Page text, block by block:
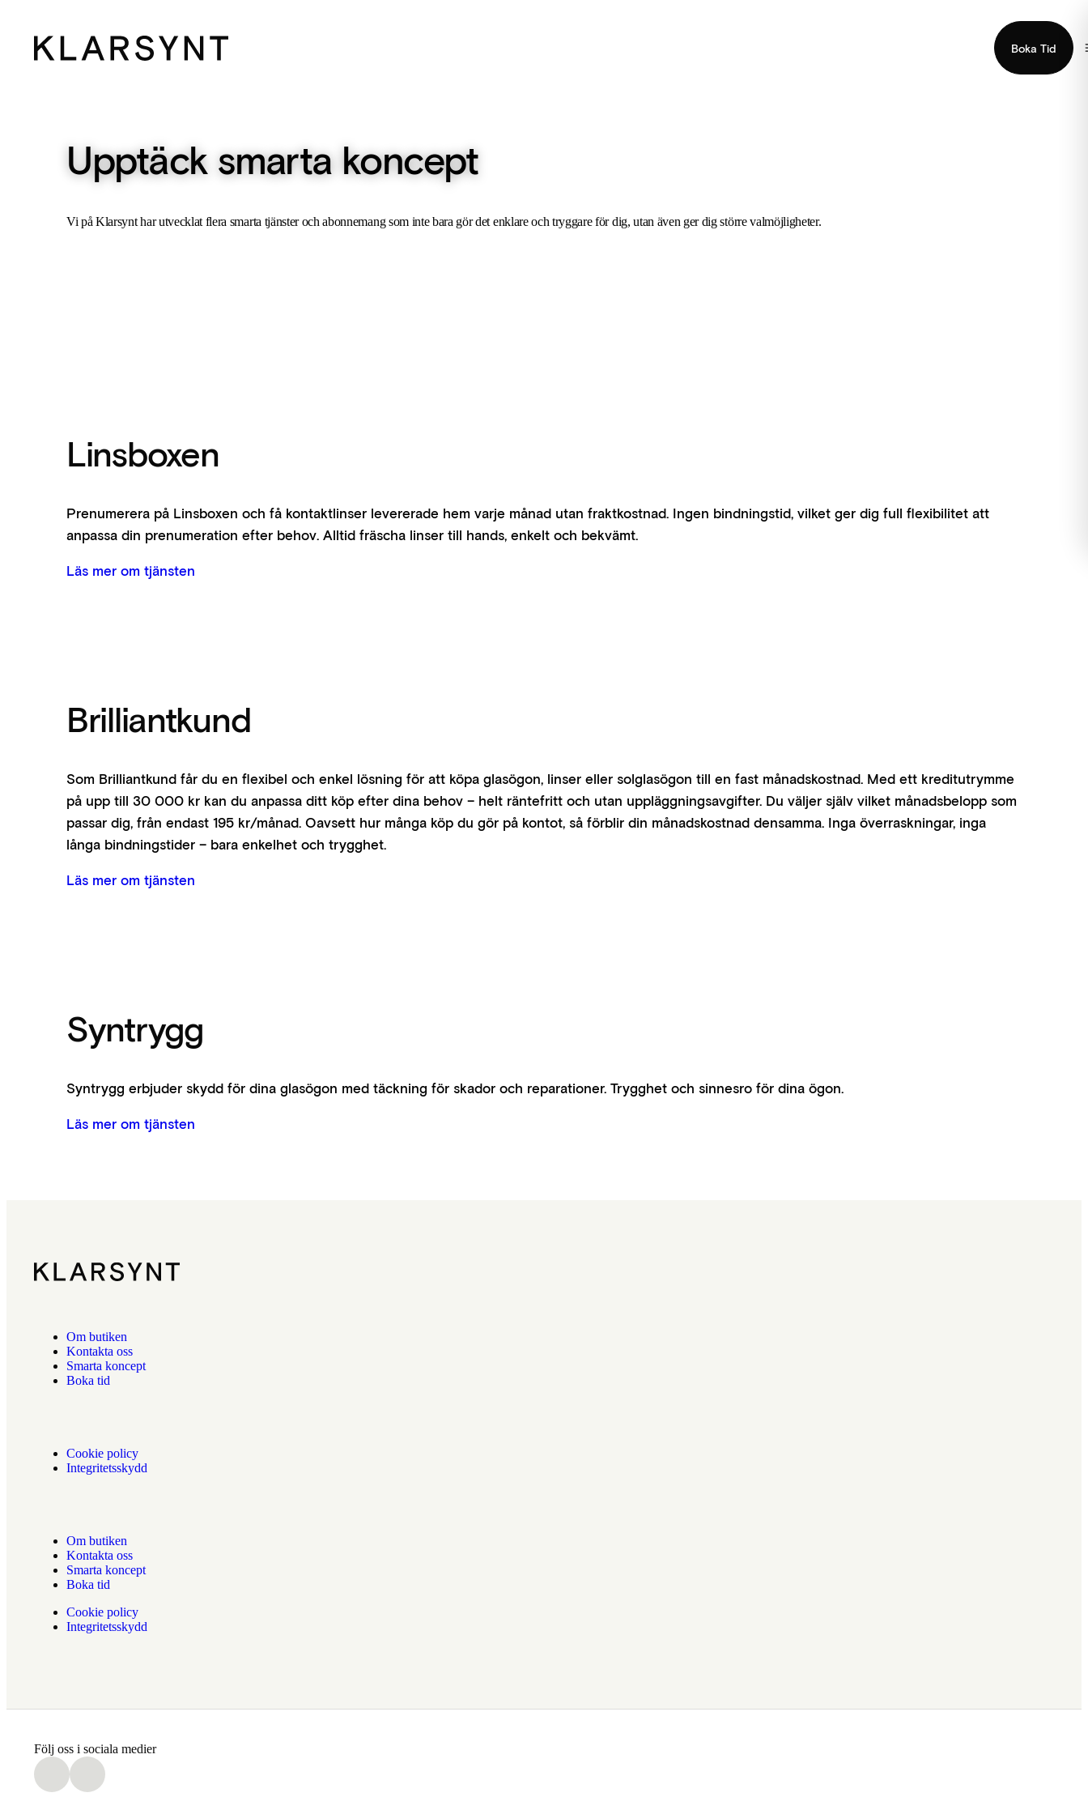
Boka Tid
Upptäck smarta koncept
Vi på Klarsynt har utvecklat flera smarta tjänster och abonnemang som inte bara gör det enklare och tryggare för dig, utan även ger dig större valmöjligheter.
Linsboxen
Prenumerera på Linsboxen och få kontaktlinser levererade hem varje månad utan fraktkostnad. Ingen bindningstid, vilket ger dig full flexibilitet att
anpassa din prenumeration efter behov. Alltid fräscha linser till hands, enkelt och bekvämt.
Läs mer om tjänsten
Brilliantkund
Som Brilliantkund får du en flexibel och enkel lösning för att köpa glasögon, linser eller solglasögon till en fast månadskostnad. Med ett kreditutrymme
på upp till 30 000 kr kan du anpassa ditt köp efter dina behov – helt räntefritt och utan uppläggningsavgifter. Du väljer själv vilket månadsbelopp som
passar dig, från endast 195 kr/månad. Oavsett hur många köp du gör på kontot, så förblir din månadskostnad densamma. Inga överraskningar, inga
långa bindningstider – bara enkelhet och trygghet.
Läs mer om tjänsten
Syntrygg
Syntrygg erbjuder skydd för dina glasögon med täckning för skador och reparationer. Trygghet och sinnesro för dina ögon.
Läs mer om tjänsten
Om butiken
Kontakta oss
Smarta koncept
Boka tid
Cookie policy
Integritetsskydd
Om butiken
Kontakta oss
Smarta koncept
Boka tid
Cookie policy
Integritetsskydd
Följ oss i sociala medier